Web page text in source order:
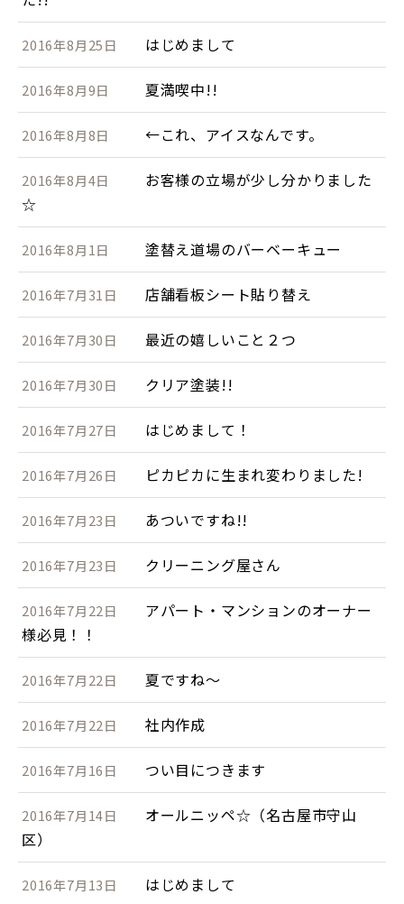
2016年8月25日 はじめまして
2016年8月9日 夏満喫中!!
2016年8月8日 ←これ、アイスなんです。
2016年8月4日
お客様の立場が少し分かりました
☆
2016年8月1日 塗替え道場のバーベーキュー
2016年7月31日 店舗看板シート貼り替え
2016年7月30日 最近の嬉しいこと２つ
2016年7月30日 クリア塗装!!
2016年7月27日 はじめまして！
2016年7月26日 ピカピカに生まれ変わりました!
2016年7月23日 あついですね!!
2016年7月23日 クリーニング屋さん
2016年7月22日
アパート・マンションのオーナー
様必見！！
2016年7月22日 夏ですね～
2016年7月22日 社内作成
2016年7月16日 つい目につきます
2016年7月14日
オールニッペ☆（名古屋市守山
区）
2016年7月13日 はじめまして